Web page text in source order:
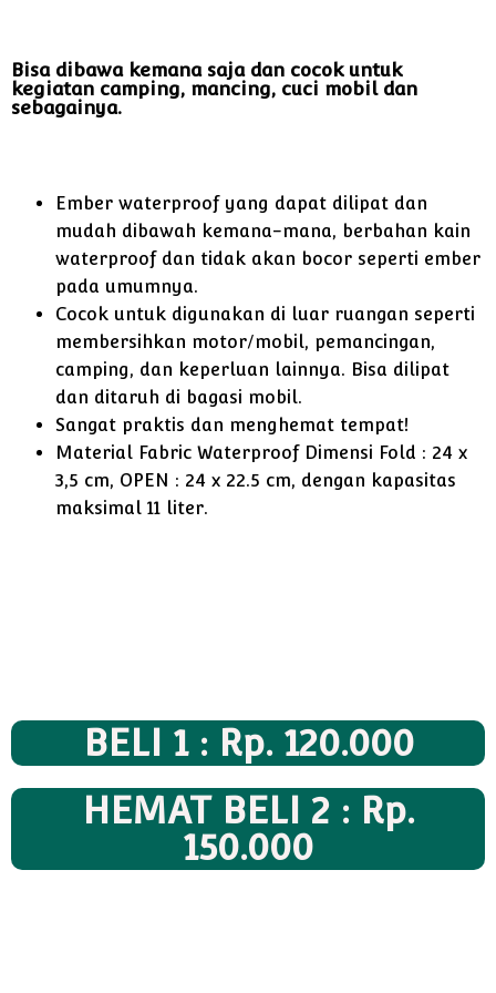
Bisa dibawa kemana saja dan cocok untuk
kegiatan camping, mancing, cuci mobil dan
sebagainya.
Ember waterproof yang dapat dilipat dan
mudah dibawah kemana-mana, berbahan kain
waterproof dan tidak akan bocor seperti ember
pada umumnya.
Cocok untuk digunakan di luar ruangan seperti
membersihkan motor/mobil, pemancingan,
camping, dan keperluan lainnya. Bisa dilipat
dan ditaruh di bagasi mobil.
Sangat praktis dan menghemat tempat!
Material Fabric Waterproof Dimensi Fold : 24 x
3,5 cm, OPEN : 24 x 22.5 cm, dengan kapasitas
maksimal 11 liter.
BELI 1 : Rp. 120.000
HEMAT BELI 2 : Rp.
150.000